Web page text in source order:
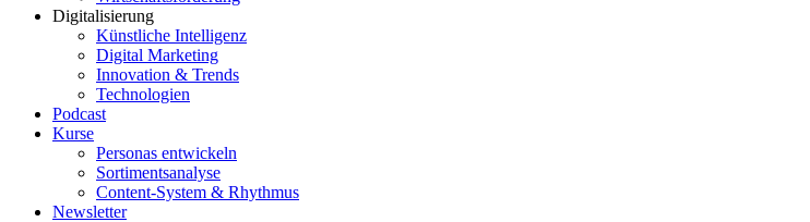
Digitalisierung
Künstliche Intelligenz
Digital Marketing
Innovation & Trends
Technologien
Podcast
Kurse
Personas entwickeln
Sortimentsanalyse
Content-System & Rhythmus
Newsletter